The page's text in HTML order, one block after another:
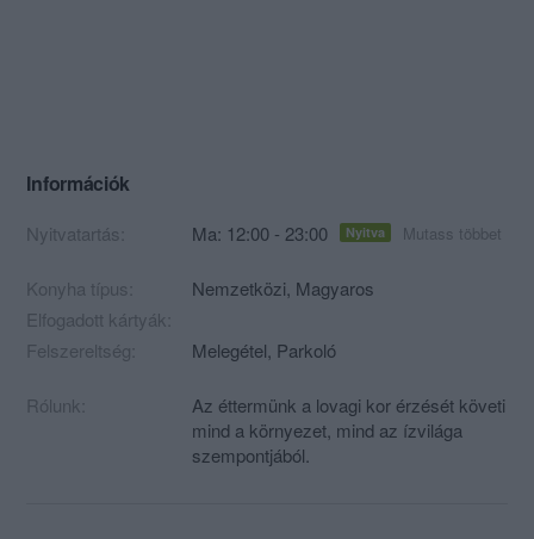
Információk
Nyitvatartás: Ma: 12:00 - 23:00 Nyitva Mutass többet
Konyha típus: Nemzetközi, Magyaros
Elfogadott kártyák:
Felszereltség:
Melegétel, Parkoló
Rólunk:
Az éttermünk a lovagi kor érzését követi
mind a környezet, mind az ízvilága
szempontjából.